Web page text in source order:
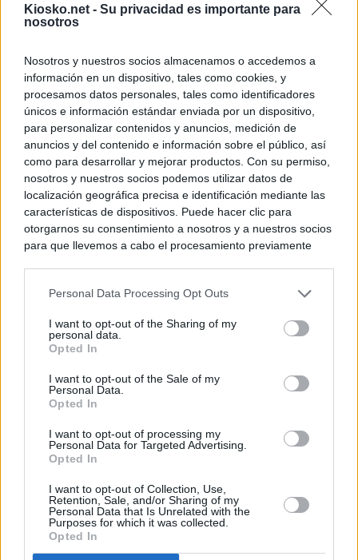
Kiosko.net - Su privacidad es importante para
nosotros
Nosotros y nuestros socios almacenamos o accedemos a
información en un dispositivo, tales como cookies, y
procesamos datos personales, tales como identificadores
únicos e información estándar enviada por un dispositivo,
para personalizar contenidos y anuncios, medición de
anuncios y del contenido e información sobre el público, así
como para desarrollar y mejorar productos. Con su permiso,
nosotros y nuestros socios podemos utilizar datos de
localización geográfica precisa e identificación mediante las
características de dispositivos. Puede hacer clic para
otorgarnos su consentimiento a nosotros y a nuestros socios
para que llevemos a cabo el procesamiento previamente
negar su consentimiento. Tenga en cuenta que algún
de su consentimiento, pero usted tiene el derecho de
rechazar tal procesamiento. Sus preferencias se aplicarán
cualquier momento entrando de nuevo en este sitio web o
visitando nuestra política de privacidad.
Personal Data Processing Opt Outs
I want to opt-out of the Sharing of my
personal data.
Opted In
I want to opt-out of the Sale of my
Personal Data.
Opted In
I want to opt-out of processing my
Personal Data for Targeted Advertising.
Opted In
I want to opt-out of Collection, Use,
Retention, Sale, and/or Sharing of my
Personal Data that Is Unrelated with the
Purposes for which it was collected.
Opted In